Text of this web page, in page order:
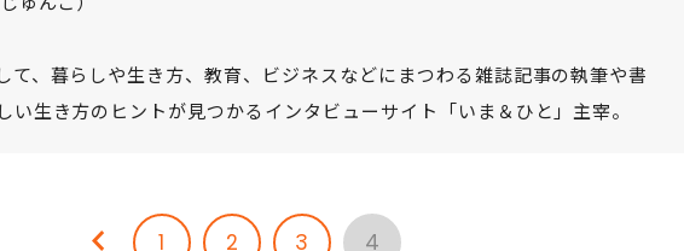
て、暮らしや生き方、教育、ビジネスなどにまつわる雑誌記事の執筆や書
い生き方のヒントが見つかるインタビューサイト「いま＆ひと」主宰。
1 2 3 4